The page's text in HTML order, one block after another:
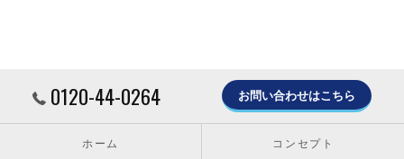
0120-44-0264 お問い合わせはこちら
ホーム コンセプト